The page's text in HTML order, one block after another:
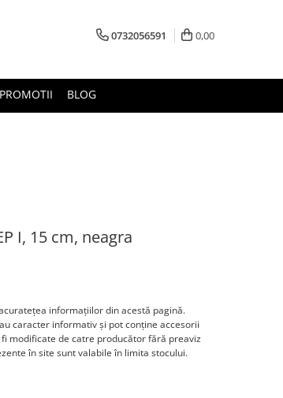
0732056591 0,00
PROMOTII BLOG
I, 15 cm, neagra
informaţiilor din acestă pagină.
caracter informativ şi pot conţine accesorii
modificate de catre producător fără preaviz
în site sunt valabile în limita stocului.